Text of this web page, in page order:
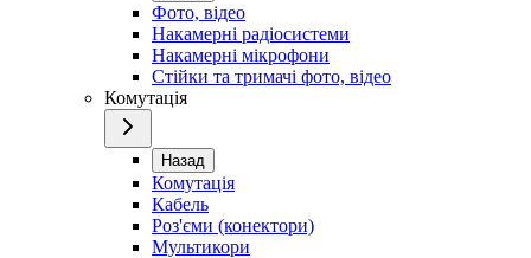
Фото, відео
Накамерні радіосистеми
Накамерні мікрофони
Стійки та тримачі фото, відео
Комутація
Назад
Комутація
Кабель
Роз'єми (конектори)
Мультикори